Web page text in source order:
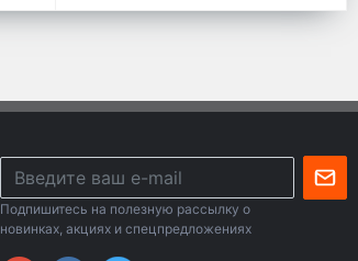
Подпишитесь на полезную рассылку о
новинках, акциях и спецпредложениях